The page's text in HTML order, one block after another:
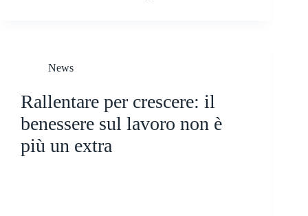
News
Rallentare per crescere: il
benessere sul lavoro non è
più un extra